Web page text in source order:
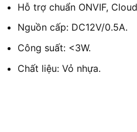
Hỗ trợ chuẩn ONVIF,
Nguồn cấp: DC12V/0.5A.
Công suất: <3W.
Chất liệu: Vỏ nhựa.